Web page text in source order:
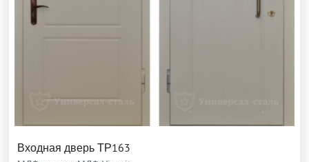
Входная дверь ТР163